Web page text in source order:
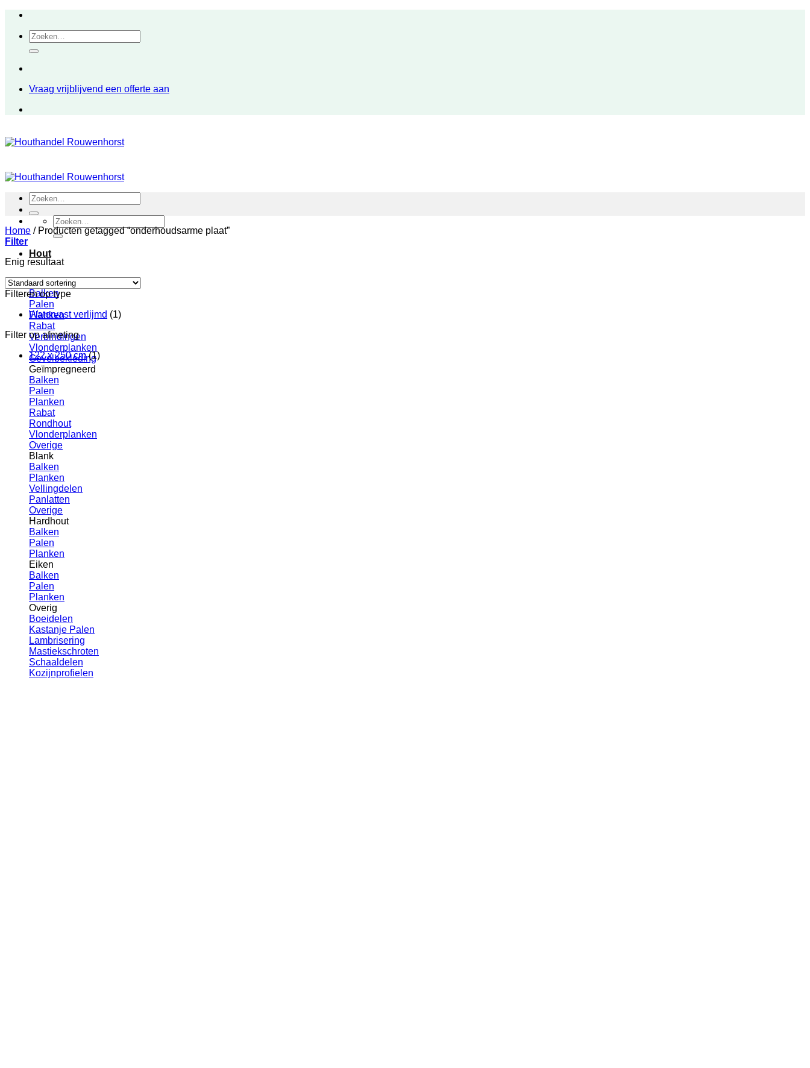
inhoudZoeken
naar:
Vraag vrijblijvend een offerte aan
Zoeken
naar:
Hout
Douglas
Balken
Palen
Planken
Rabat
Verbindingen
Vlonderplanken
Gevelbekleding
Geïmpregneerd
Balken
Palen
Planken
Rabat
Rondhout
Vlonderplanken
Overige
Blank
Balken
Planken
Vellingdelen
Panlatten
Overige
Hardhout
Balken
Palen
Planken
Eiken
Balken
Palen
Planken
Overig
Boeidelen
Kastanje Palen
Lambrisering
Mastiekschroten
Schaaldelen
Kozijnprofielen
Zoeken
naar:
Home /Producten getagged “onderhoudsarme plaat”
Filter
Enig resultaat
Filteren op type
Watervast verlijmd (1)
Filter op afmeting
122 x 250 cm (1)